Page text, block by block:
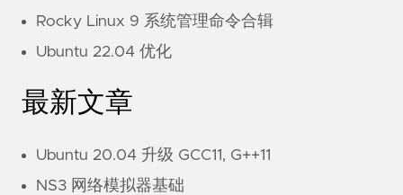
Rocky Linux 9 系统管理命令合辑
Ubuntu 22.04 优化
最新文章
Ubuntu 20.04 升级 GCC11, G++11
NS3 网络模拟器基础